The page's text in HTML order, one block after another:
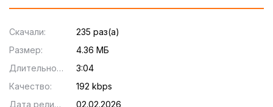
Скачали:
235 раз(а)
Размер:
4.36 МБ
Длительность:
3:04
Качество:
192 kbps
Дата релиза:
02.02.2026